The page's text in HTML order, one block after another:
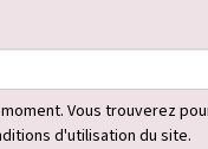
Vous trouverez
d'utilisation du site.